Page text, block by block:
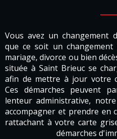
Vous avez un changement
que ce soit un
mariage, divorce ou bien
située à Saint Brieuc se
afin de mettre à jour votre
Ces démarches peuvent
lenteur administrative,
accompagner et prendre en
rattachant à votre carte
démarches